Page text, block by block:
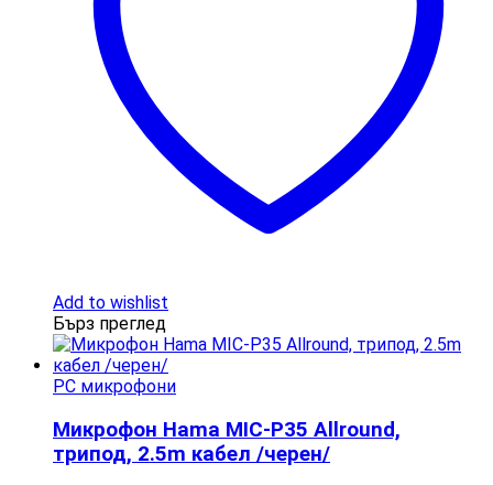
Add to wishlist
Бърз преглед
PC микрофони
Микрофон Hama MIC-P35 Allround,
трипод, 2.5m кабел /черен/